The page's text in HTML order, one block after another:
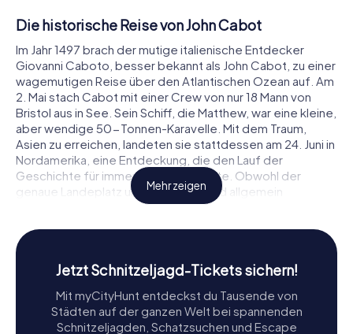
Die historische Reise von John Cabot
Im Jahr 1497 brach der mutige italienische Entdecker
Giovanni Caboto, besser bekannt als John Cabot, zu einer
wagemutigen Reise über den Atlantischen Ozean auf. Am
2. Mai stach Cabot mit einer Crew von nur 18 Mann von
Bristol aus in See. Sein Schiff, die Matthew, war eine kleine,
aber wendige 50-Tonnen-Karavelle. Mit dem Traum,
Asien zu erreichen, landeten sie stattdessen am 24. Juni in
Nordamerika, eine Entdeckung, die den Lauf der
Geschichte für immer verändern sollte. Obwohl der
genaue Landeplatz umstritten ist, wird allgemein
angenommen, dass es entweder Cape Bonavista oder
Die Rückreise von Cabot war nicht ohne
Herausforderungen. Um die nördlichen Breitengrade zu
und erreichte schließlich die Bretagne, bevor sie am 6.
August sicher nach Bristol zurückkehrte. Diese
Mehr zeigen
Jetzt Schnitzeljagd-Tickets sichern!
Mit myCityHunt entdeckst du Tausende von
Städten auf der ganzen Welt bei spannenden
Schnitzeljagden, Schatzsuchen und Escape